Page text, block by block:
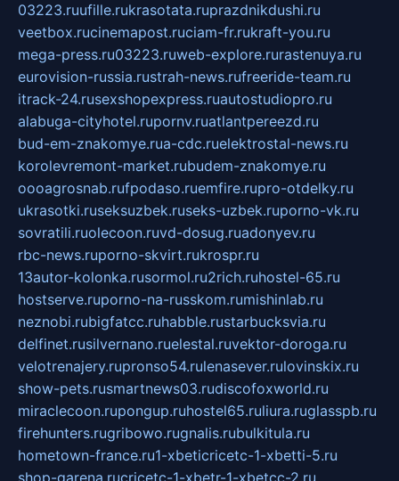
03223.ruufille.rukrasotata.ruprazdnikdushi.ru
veetbox.rucinemapost.ruciam-fr.rukraft-you.ru
mega-press.ru03223.ruweb-explore.rurastenuya.ru
eurovision-russia.rustrah-news.rufreeride-team.ru
itrack-24.rusexshopexpress.ruautostudiopro.ru
alabuga-cityhotel.rupornv.ruatlantpereezd.ru
bud-em-znakomye.rua-cdc.ruelektrostal-news.ru
korolevremont-market.rubudem-znakomye.ru
oooagrosnab.rufpodaso.ruemfire.rupro-otdelky.ru
ukrasotki.ruseksuzbek.ruseks-uzbek.ruporno-vk.ru
sovratili.ruolecoon.ruvd-dosug.ruadonyev.ru
rbc-news.ruporno-skvirt.rukrospr.ru
13autor-kolonka.rusormol.ru2rich.ruhostel-65.ru
hostserve.ruporno-na-russkom.rumishinlab.ru
neznobi.rubigfatcc.ruhabble.rustarbucksvia.ru
delfinet.rusilvernano.ruelestal.ruvektor-doroga.ru
velotrenajery.rupronso54.rulenasever.rulovinskix.ru
show-pets.rusmartnews03.rudiscofoxworld.ru
miraclecoon.rupongup.ruhostel65.ruliura.ruglasspb.ru
firehunters.rugribowo.rugnalis.rubulkitula.ru
hometown-france.ru1-xbeticricetc-1-xbetti-5.ru